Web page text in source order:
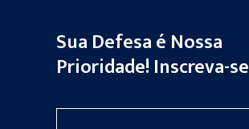
Sua Defesa é Nossa
Prioridade! Inscreva-se